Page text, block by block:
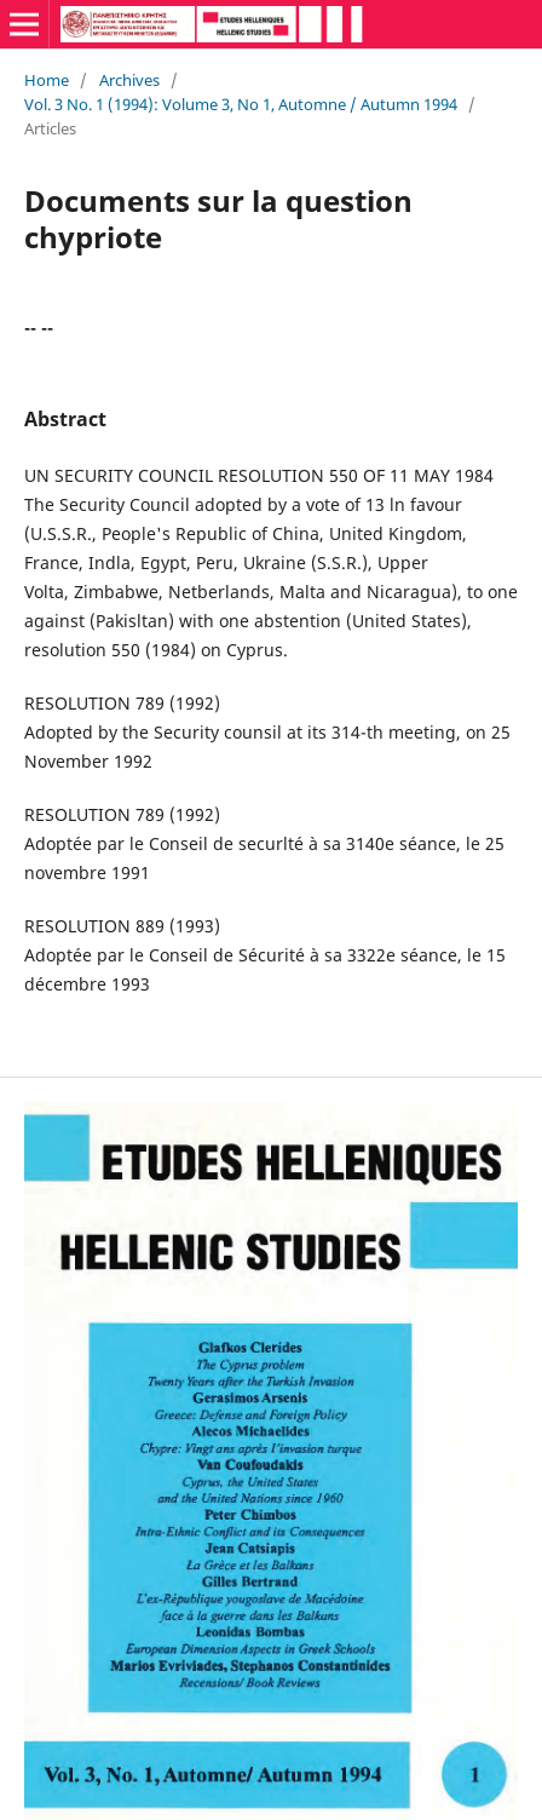
Home / Archives /
Vol. 3 No. 1 (1994): Volume 3, No 1, Automne / Autumn 1994 /
Articles
Documents sur la question
chypriote
-- --
Abstract
UN SECURITY COUNCIL RESOLUTION 550 OF 11 MAY 1984
The Security Council adopted by a vote of 13 ln favour
(U.S.S.R., People's Republic of China, United Kingdom,
France, Indla, Egypt, Peru, Ukraine (S.S.R.), Upper
Volta, Zimbabwe, Netberlands, Malta and Nicaragua), to one
against (Pakisltan) with one abstention (United States),
resolution 550 (1984) on Cyprus.
RESOLUTION 789 (1992)
Adopted by the Security counsil at its 314-th meeting, on 25
November 1992
RESOLUTION 789 (1992)
Adoptée par le Conseil de securlté à sa 3140e séance, le 25
novembre 1991
RESOLUTION 889 (1993)
Adoptée par le Conseil de Sécurité à sa 3322e séance, le 15
décembre 1993